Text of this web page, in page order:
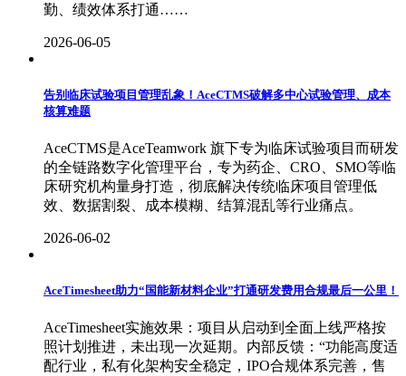
勤、绩效体系打通……
2026-06-05
告别临床试验项目管理乱象！AceCTMS破解多中心试验管理、成本
核算难题
AceCTMS是AceTeamwork 旗下专为临床试验项目而研发
的全链路数字化管理平台，专为药企、CRO、SMO等临
床研究机构量身打造，彻底解决传统临床项目管理低
效、数据割裂、成本模糊、结算混乱等行业痛点。
2026-06-02
AceTimesheet助力“国能新材料企业”打通研发费用合规最后一公里！
AceTimesheet实施效果：项目从启动到全面上线严格按
照计划推进，未出现一次延期。内部反馈：“功能高度适
配行业，私有化架构安全稳定，IPO合规体系完善，售